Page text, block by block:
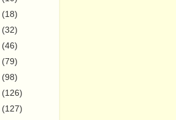
(18)
(32)
(46)
(79)
(98)
(126)
(127)